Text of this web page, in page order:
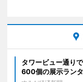
タワービュー通り
600個の展示ラン